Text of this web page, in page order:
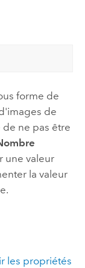
forme de
de
de ne pas être
une valeur
la valeur
les propriétés